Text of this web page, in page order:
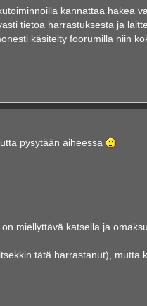
kannattaa hakea
tietoa harrastuksesta ja
käsitelty foorumilla niin
pysytään aiheessa
miellyttävä katsella ja
tätä harrastanut), mutta